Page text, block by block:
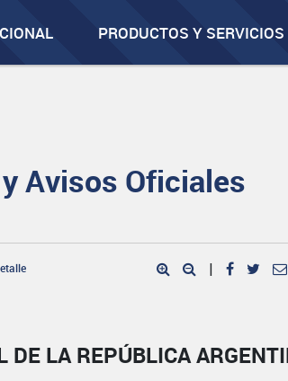
PRODUCTOS Y SERVICIOS
Avisos Oficiales
|
DE LA REPÚBLICA